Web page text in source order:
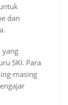
dan
yang
SKI. Para
masing